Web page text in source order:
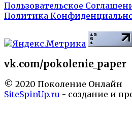
Пользовательское
Политика
vk.com/pokolenie_paper
© 2020 Поколение Онлайн
SiteSpinUp.ru - создание и